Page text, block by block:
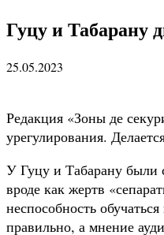
Гуцу и Табарану
25.05.2023
Редакция «Зоны де
урегулирования.
У Гуцу и Табарану были
вроде как жертв
неспособность
правильно, а мнение